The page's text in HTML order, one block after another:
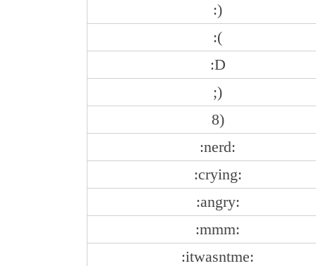
:)
:(
:D
;)
8)
:nerd:
:crying:
:angry:
:mmm:
:itwasntme: